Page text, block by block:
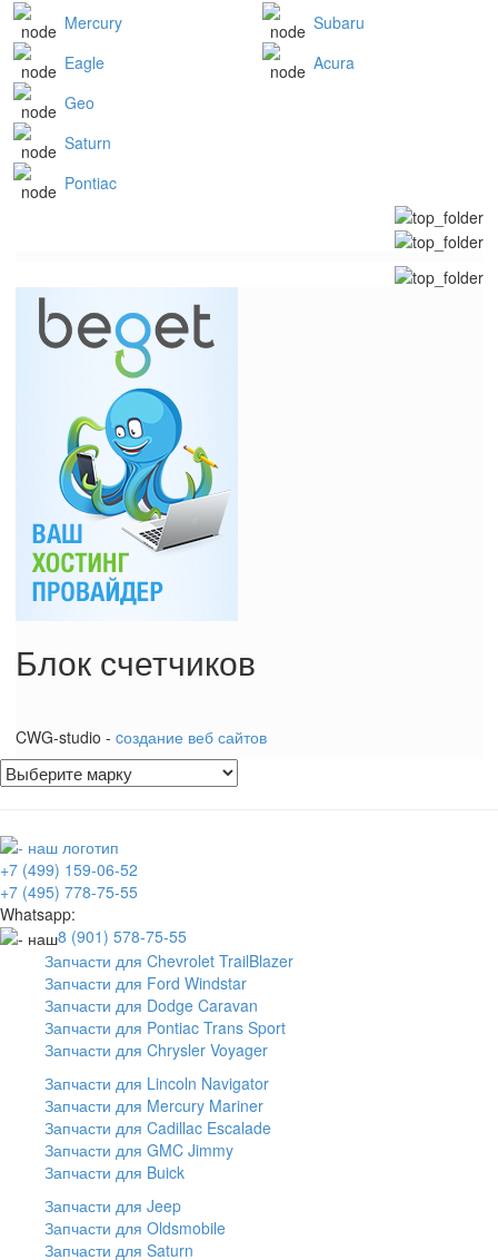
Mercury
Eagle
Geo
Saturn
Pontiac
Subaru
Acura
Блок счетчиков
CWG-studio - cоздание веб сайтов
+7 (499) 159-06-52
+7 (495) 778-75-55
Whatsapp:
8 (901) 578-75-55
Запчасти для Chevrolet TrailBlazer
Запчасти для Ford Windstar
Запчасти для Dodge Caravan
Запчасти для Pontiac Trans Sport
Запчасти для Chrysler Voyager
Запчасти для Lincoln Navigator
Запчасти для Mercury Mariner
Запчасти для Cadillac Escalade
Запчасти для GMC Jimmy
Запчасти для Buick
Запчасти для Jeep
Запчасти для Oldsmobile
Запчасти для Saturn